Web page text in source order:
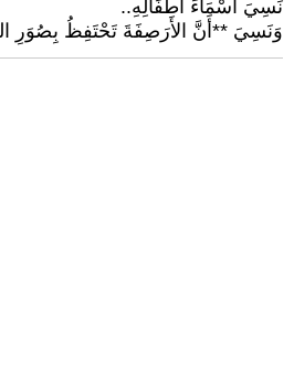
نَسِيَ أَسْمَاءَ أَطْفَالِهِ..
وَنَسِيَ **أَنَّ الأَرَصِفَةَ تَحْتَفِظُ بِصُوَرِ